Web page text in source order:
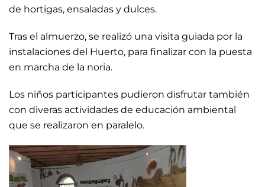
de hortigas, ensaladas y dulces.
Tras el almuerzo, se realizó una visita guiada por la
instalaciones del Huerto, para finalizar con la puesta
en marcha de la noria.
Los niños participantes pudieron disfrutar también
con diveras actividades de educación ambiental
que se realizaron en paralelo.